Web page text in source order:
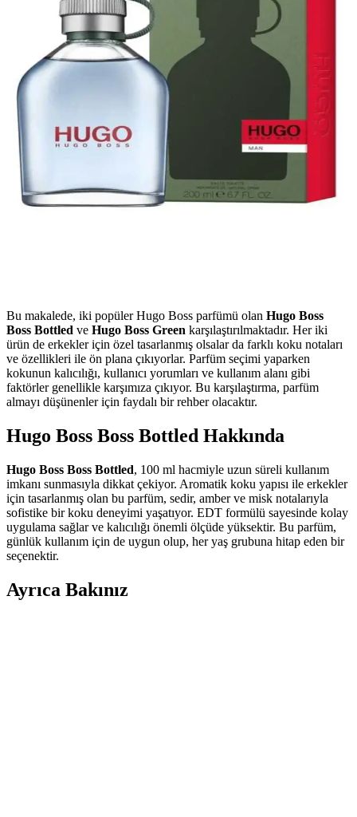
Bu makalede, iki popüler Hugo Boss parfümü olan Hugo Boss
Boss Bottled ve Hugo Boss Green karşılaştırılmaktadır. Her iki
ürün de erkekler için özel tasarlanmış olsalar da farklı koku notaları
ve özellikleri ile ön plana çıkıyorlar. Parfüm seçimi yaparken
kokunun kalıcılığı, kullanıcı yorumları ve kullanım alanı gibi
faktörler genellikle karşımıza çıkıyor. Bu karşılaştırma, parfüm
almayı düşünenler için faydalı bir rehber olacaktır.
Hugo Boss Boss Bottled Hakkında
Hugo Boss Boss Bottled, 100 ml hacmiyle uzun süreli kullanım
imkanı sunmasıyla dikkat çekiyor. Aromatik koku yapısı ile erkekler
için tasarlanmış olan bu parfüm, sedir, amber ve misk notalarıyla
sofistike bir koku deneyimi yaşatıyor. EDT formülü sayesinde kolay
uygulama sağlar ve kalıcılığı önemli ölçüde yüksektir. Bu parfüm,
günlük kullanım için de uygun olup, her yaş grubuna hitap eden bir
seçenektir.
Ayrıca Bakınız